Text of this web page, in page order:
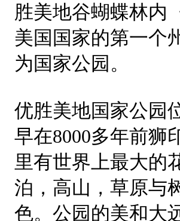
胜美地谷蝴蝶林内
美国国家的第一个
为国家公园。
优胜美地国家公园
早在8000多年前狮
里有世界上最大的
泊，高山，草原与
色。公园的美和大